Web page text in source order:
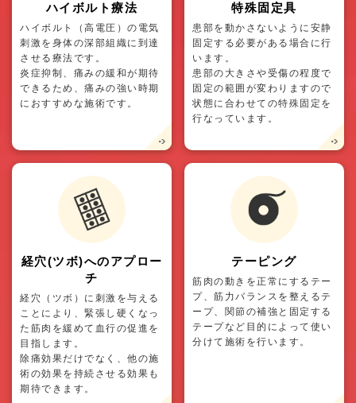
ハイボルト療法
ハイボルト（高電圧）の電気
刺激を身体の深部組織に到達
させる療法です。
炎症抑制、痛みの緩和が期待
できるため、痛みの強い時期
におすすめな施術です。
特殊固定具
患部を動かさないように安静
固定する必要がある場合に行
います。
患部の大きさや受傷の程度で
固定の範囲が変わりますので
状態に合わせての特殊固定を
行なっています。
経穴(ツボ)へのアプロー
チ
経穴（ツボ）に刺激を与える
ことにより、緊張し硬くなっ
た筋肉を緩めて血行の促進を
目指します。
除痛効果だけでなく、他の施
術の効果を持続させる効果も
期待できます。
テーピング
筋肉の動きを正常にするテー
プ、筋力バランスを整えるテ
ープ、関節の補強と固定する
テープなど目的によって使い
分けて施術を行います。